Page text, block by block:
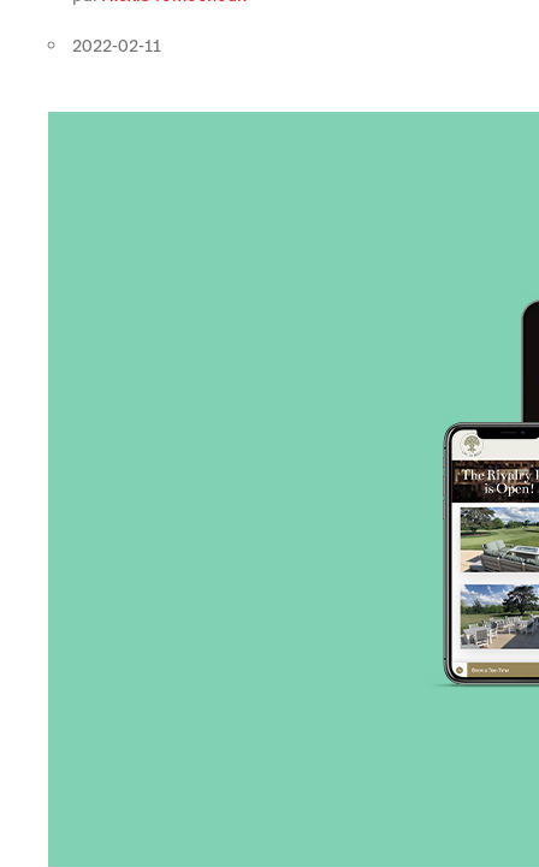
2022-02-11